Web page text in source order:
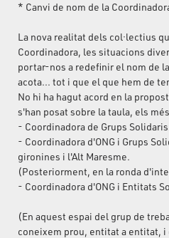
* Canvi de nom de la
La nova realitat dels col·lectius
Coordinadora, les situacions
portar-nos a redefinir el nom de
acota... tot i que el que hem de
No hi ha hagut acord en la
s'han posat sobre la taula, els
- Coordinadora de Grups
- Coordinadora d'ONG i Grups
gironines i l'Alt Maresme.
(Posteriorment, en la ronda
- Coordinadora d'ONG i Entitats
(En aquest espai del grup de
coneixem prou, entitat a entitat,